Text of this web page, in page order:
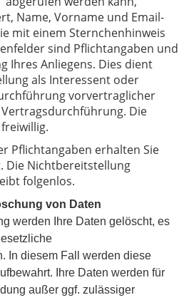
Name, Vorname und Email-
mit einem Sternchenhinweis
sind Pflichtangaben und
Ihres Anliegens. Dies dient
als Interessent oder
vorvertraglicher
Die
Pflichtangaben erhalten Sie
Die Nichtbereitstellung
folgenlos.
von Daten
werden Ihre Daten gelöscht, es
In diesem Fall werden diese
Ihre Daten werden für
außer ggf. zulässiger